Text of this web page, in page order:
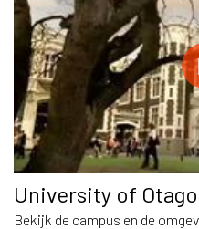
University of Otago
Bekijk de campus en de